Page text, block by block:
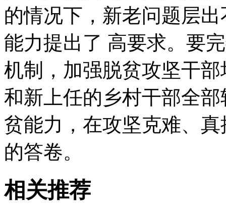
的情况下，新老问题层
能力提出了 高要求。要
机制，加强脱贫攻坚干
和新上任的乡村干部全
贫能力，在攻坚克难、
的答卷。
相关推荐